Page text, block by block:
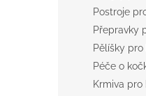
Postroje
Přepravky
Pělíšky pro
Péče o
Krmiva pro